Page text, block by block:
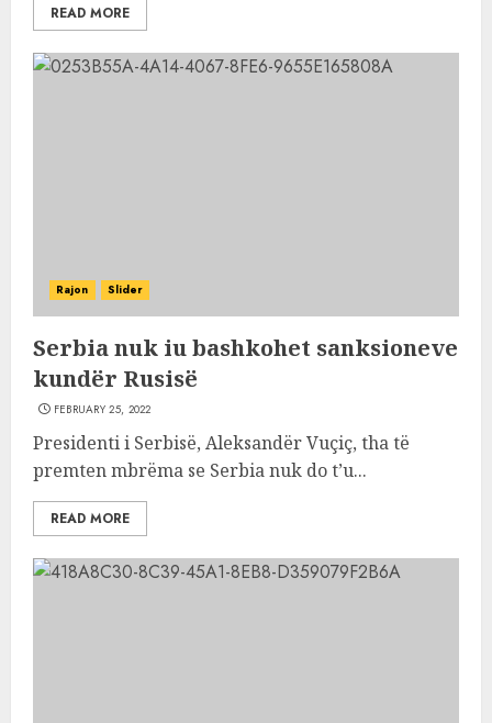
READ MORE
Rajon Slider
Serbia nuk iu bashkohet sanksioneve
kundër Rusisë
FEBRUARY 25, 2022
Presidenti i Serbisë, Aleksandër Vuçiç, tha të
premten mbrëma se Serbia nuk do t’u...
READ MORE